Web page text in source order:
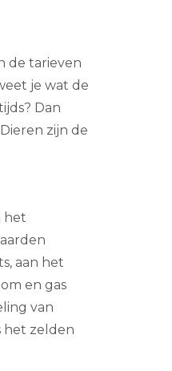
de tarieven
je wat de
Dan
zijn de
het
aan het
en gas
van
het zelden